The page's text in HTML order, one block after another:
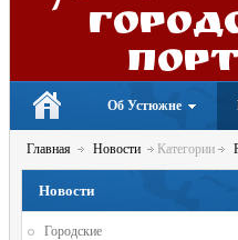
Об Устюжне
Главная Новости Категории
Новости
Городские